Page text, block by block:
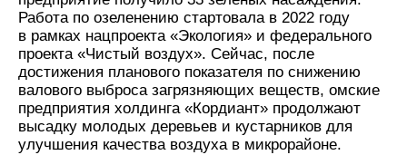
Работа по озеленению стартовала в 2022 году
в рамках нацпроекта «Экология» и федерального
проекта «Чистый воздух». Сейчас, после
достижения планового показателя по снижению
валового выброса загрязняющих веществ, омские
предприятия холдинга «Кордиант» продолжают
высадку молодых деревьев и кустарников для
улучшения качества воздуха в микрорайоне.